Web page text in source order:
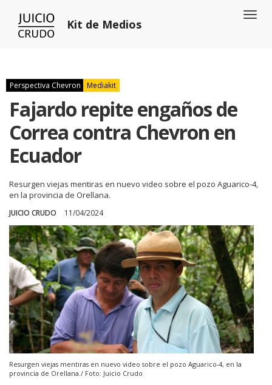
Kit de Medios
Perspectiva Chevron Mediakit
Fajardo repite engaños de
Correa contra Chevron en
Ecuador
Resurgen viejas mentiras en nuevo video sobre el pozo Aguarico-4,
en la provincia de Orellana.
JUICIO CRUDO 11/04/2024
Resurgen viejas mentiras en nuevo video sobre el pozo Aguarico-4, en la
provincia de Orellana./ Foto: Juicio Crudo